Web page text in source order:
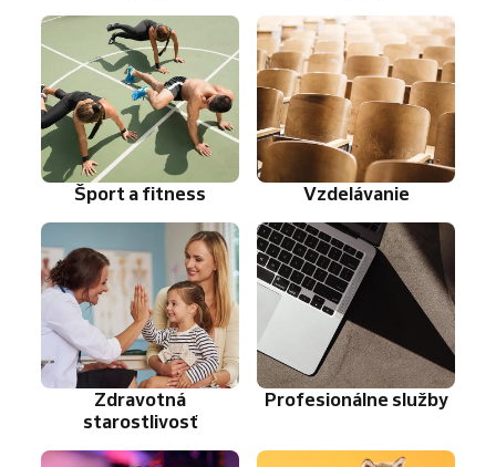
Šport a fitness Vzdelávanie
Zdravotná
starostlivosť
Profesionálne služby